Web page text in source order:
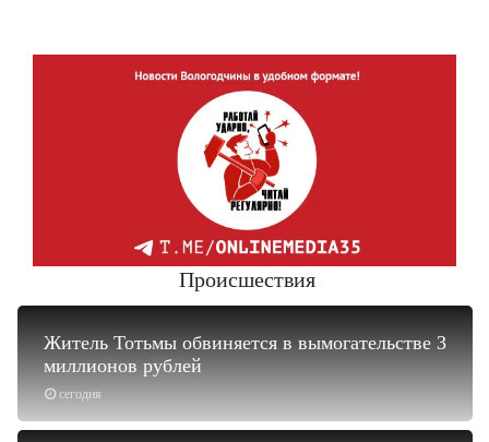
Происшествия
сегодня
Житель Тотьмы обвиняется в вымогательстве 3
миллионов рублей